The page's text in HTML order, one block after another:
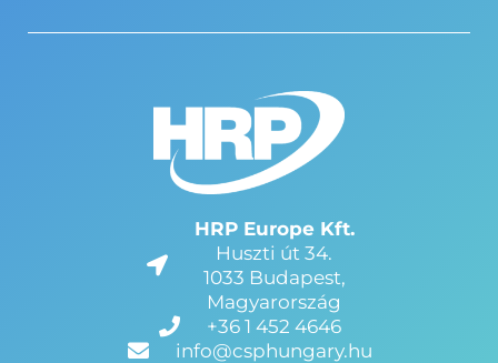
HRP Europe Kft.
Huszti út 34.
1033 Budapest,
Magyarország
+36 1 452 4646
info@csphungary.hu